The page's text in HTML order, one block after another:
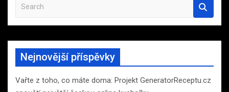
a
r
h
Nejnovější příspěvky
Vařte z toho, co máte doma: Projekt GeneratorReceptu.cz